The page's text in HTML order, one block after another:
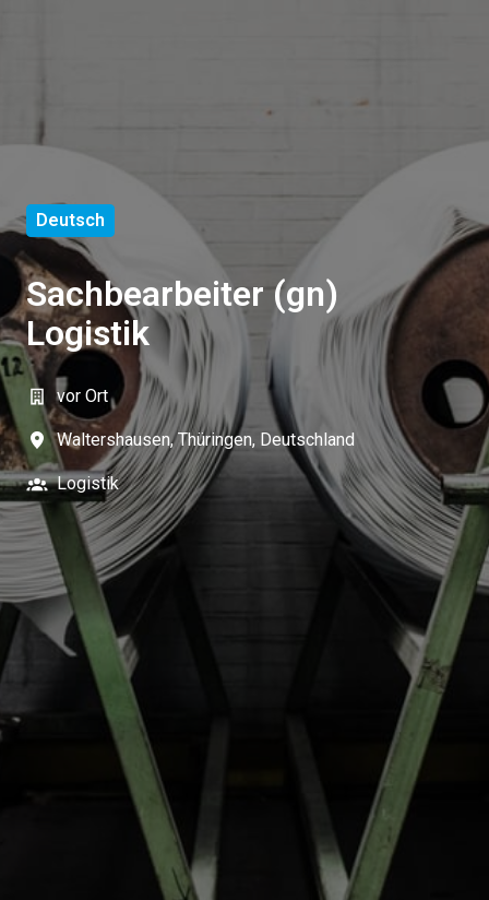
Deutsch
Sachbearbeiter (gn)
Logistik
vor Ort
Waltershausen, Thüringen, Deutschland
Logistik